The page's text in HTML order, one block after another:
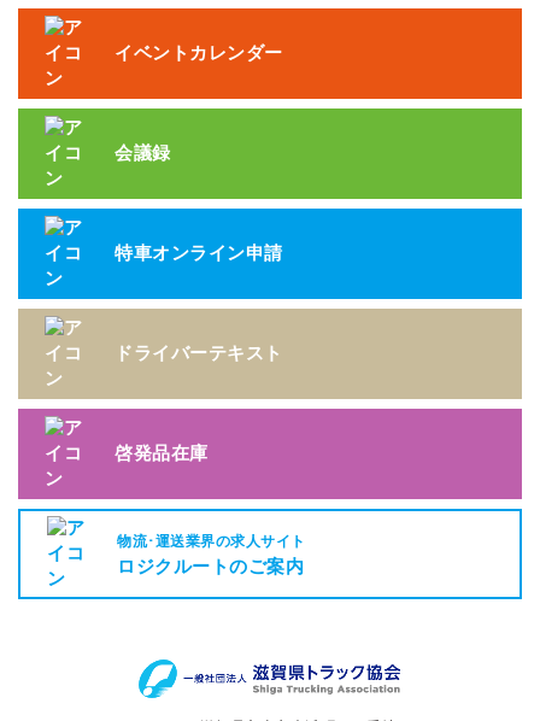
イベントカレンダー
会議録
特車オンライン申請
ドライバーテキスト
啓発品在庫
物流･運送業界の求人サイト
ロジクルートのご案内